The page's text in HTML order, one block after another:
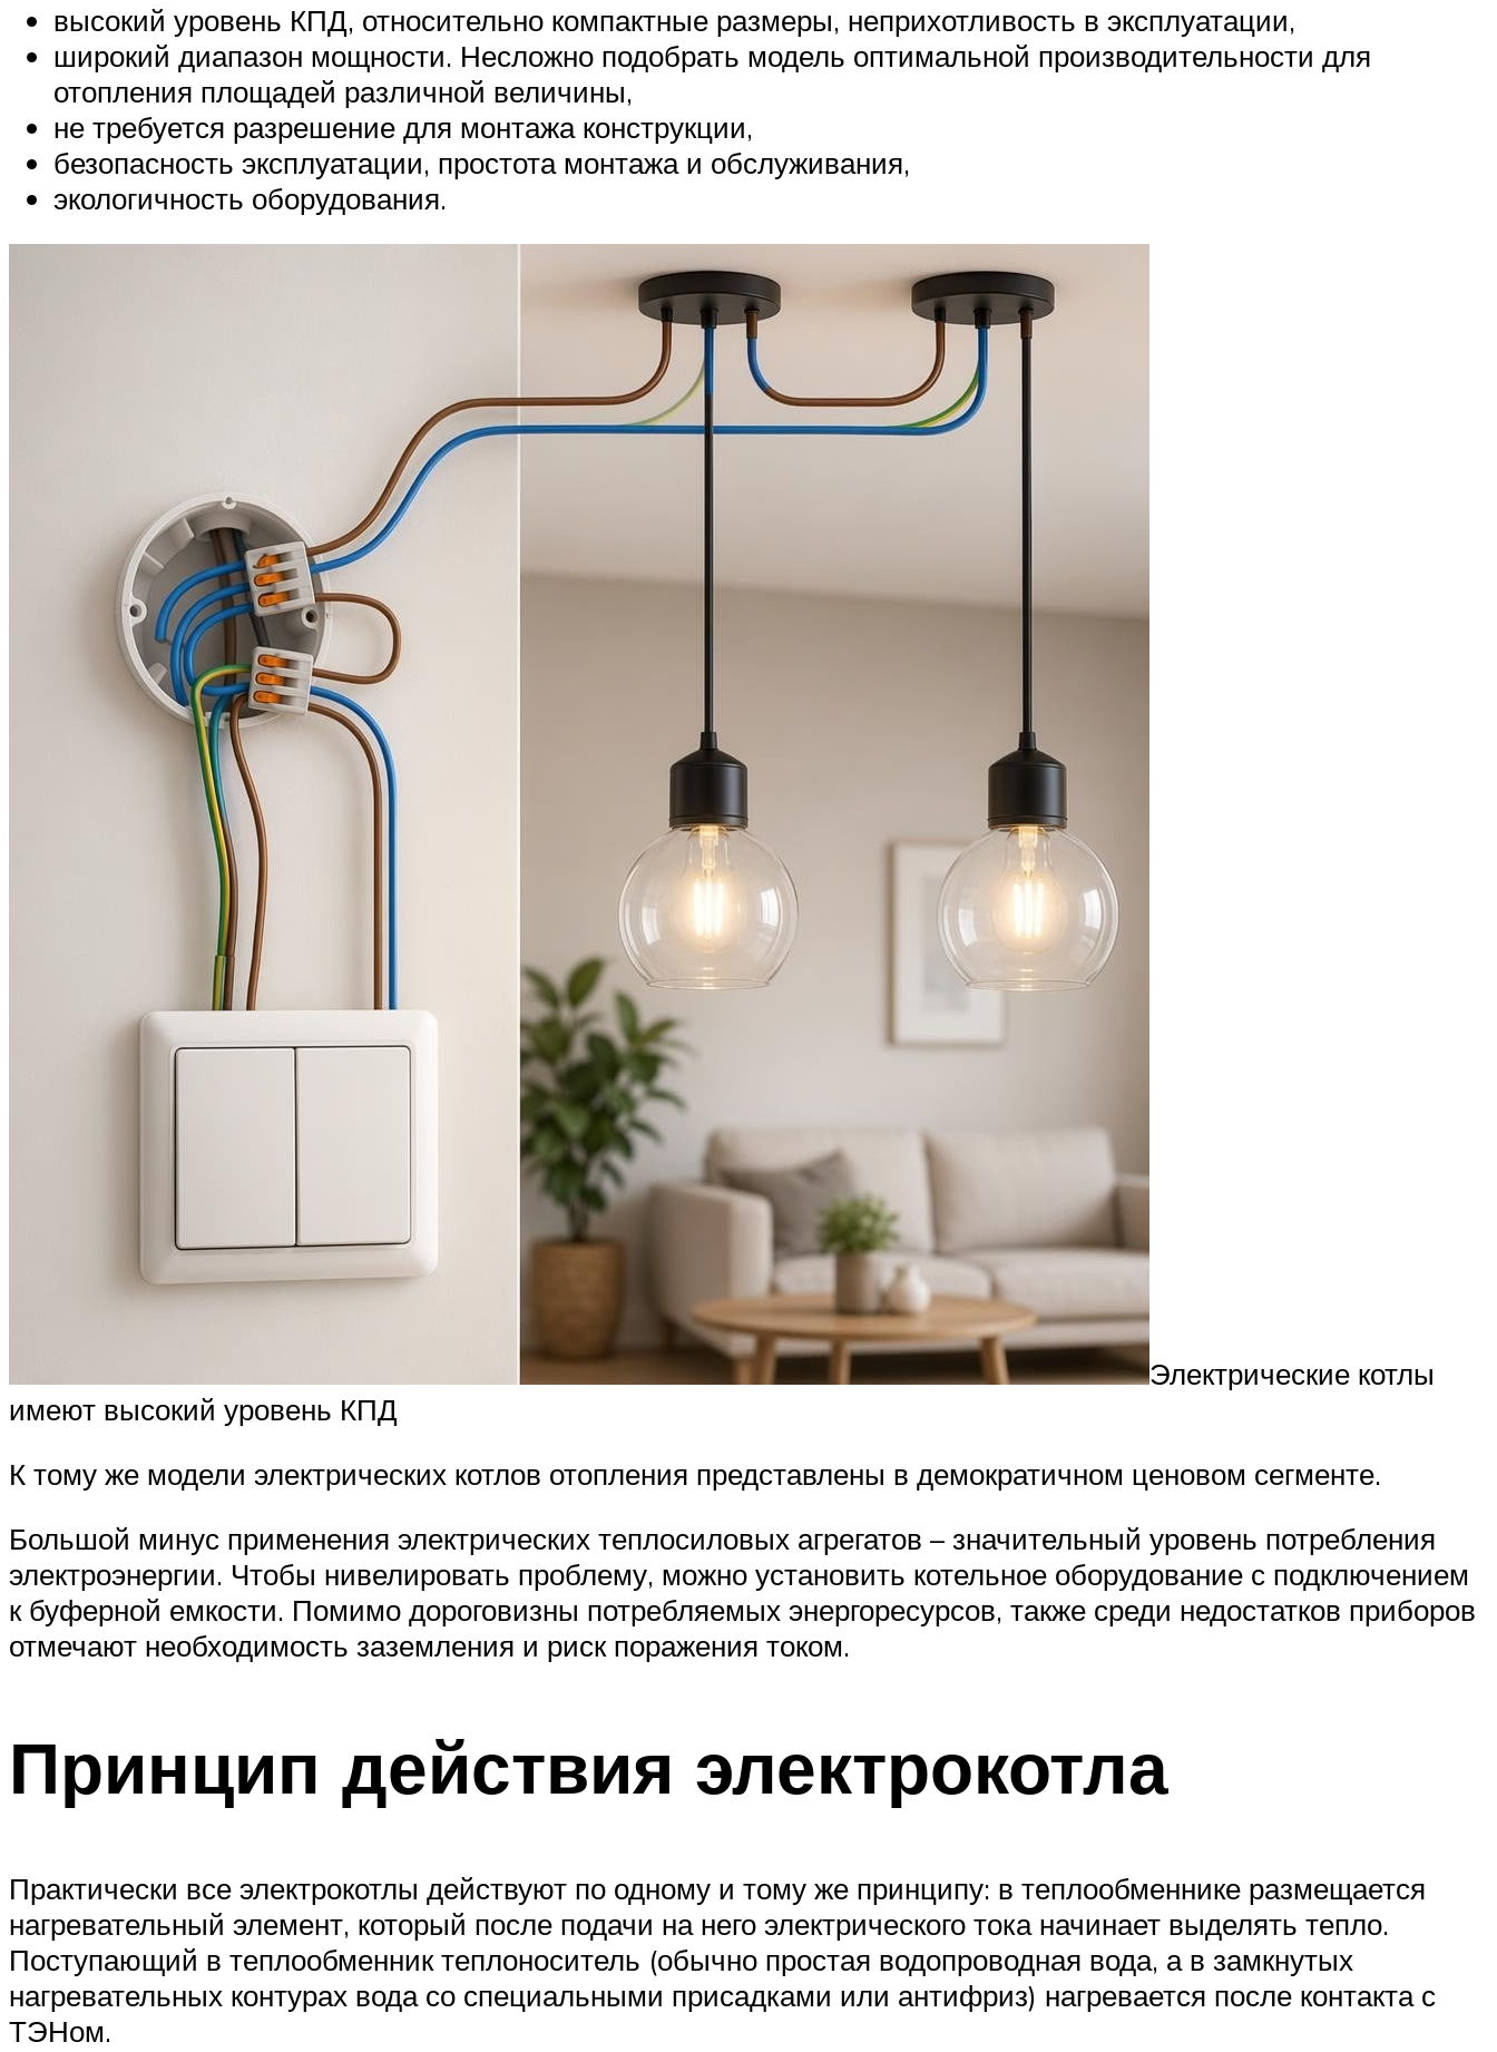
высокий уровень КПД, относительно компактные размеры, неприхотливость в эксплуатации,
широкий диапазон мощности. Несложно подобрать модель оптимальной производительности для
отопления площадей различной величины,
не требуется разрешение для монтажа конструкции,
безопасность эксплуатации, простота монтажа и обслуживания,
экологичность оборудования.
Электрические котлы
имеют высокий уровень КПД
К тому же модели электрических котлов отопления представлены в демократичном ценовом сегменте.
Большой минус применения электрических теплосиловых агрегатов – значительный уровень потребления
электроэнергии. Чтобы нивелировать проблему, можно установить котельное оборудование с подключением
к буферной емкости. Помимо дороговизны потребляемых энергоресурсов, также среди недостатков приборов
отмечают необходимость заземления и риск поражения током.
Принцип действия электрокотла
Практически все электрокотлы действуют по одному и тому же принципу: в теплообменнике размещается
нагревательный элемент, который после подачи на него электрического тока начинает выделять тепло.
Поступающий в теплообменник теплоноситель (обычно простая водопроводная вода, а в замкнутых
нагревательных контурах вода со специальными присадками или антифриз) нагревается после контакта с
ТЭНом.